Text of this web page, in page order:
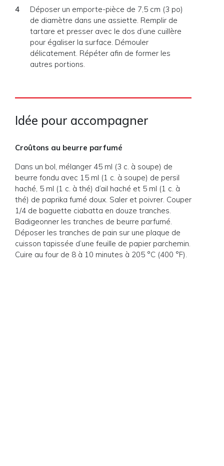
Déposer un emporte-pièce de 7,5 cm (3 po)
de diamètre dans une assiette. Remplir de
tartare et presser avec le dos d’une cuillère
pour égaliser la surface. Démouler
délicatement. Répéter afin de former les
autres portions.
Idée pour accompagner
Croûtons au beurre parfumé
Dans un bol, mélanger 45 ml (3 c. à soupe) de
beurre fondu avec 15 ml (1 c. à soupe) de persil
haché, 5 ml (1 c. à thé) d’ail haché et 5 ml (1 c. à
thé) de paprika fumé doux. Saler et poivrer. Couper
1/4 de baguette ciabatta en douze tranches.
Badigeonner les tranches de beurre parfumé.
Déposer les tranches de pain sur une plaque de
cuisson tapissée d’une feuille de papier parchemin.
Cuire au four de 8 à 10 minutes à 205 °C (400 °F).